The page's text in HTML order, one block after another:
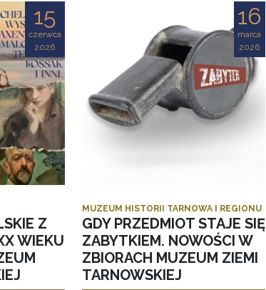
15
czerwca
2026
Z
WIEKU
16
marca
2026
MUZEUM HISTORII TARNOWA I REGIONU
GDY PRZEDMIOT STAJE SIĘ
ZABYTKIEM. NOWOŚCI W
ZBIORACH MUZEUM ZIEMI
TARNOWSKIEJ